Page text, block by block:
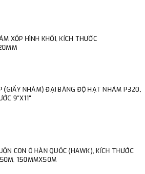
XỐP HÌNH KHỐI, KÍCH THƯỚC
(GIẤY NHÁM) ĐẠI BÀNG ĐỘ HẠT NHÁM P320,
9"X11"
CON Ó HÀN QUỐC (HAWK), KÍCH THƯỚC
150MMX50M